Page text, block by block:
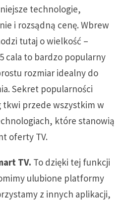
technologie,
i rozsądną cenę. Wbrew
tutaj o wielkość –
cala to bardzo popularny
rozmiar idealny do
Sekret popularności
tkwi przede wszystkim w
które stanowią
oferty TV.
TV. To dzięki tej funkcji
ulubione platformy
z innych aplikacji,